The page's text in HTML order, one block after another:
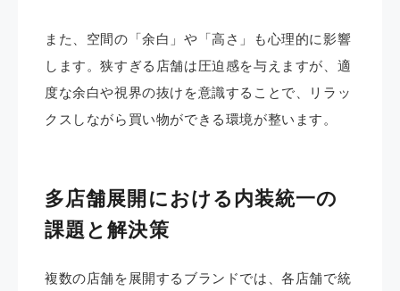
また、空間の「余白」や「高さ」も心理的に影響
します。狭すぎる店舗は圧迫感を与えますが、適
度な余白や視界の抜けを意識することで、リラッ
クスしながら買い物ができる環境が整います。
多店舗展開における内装統一の
課題と解決策
複数の店舗を展開するブランドでは、各店舗で統